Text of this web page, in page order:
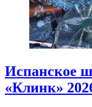
Испанское
«Клинк»